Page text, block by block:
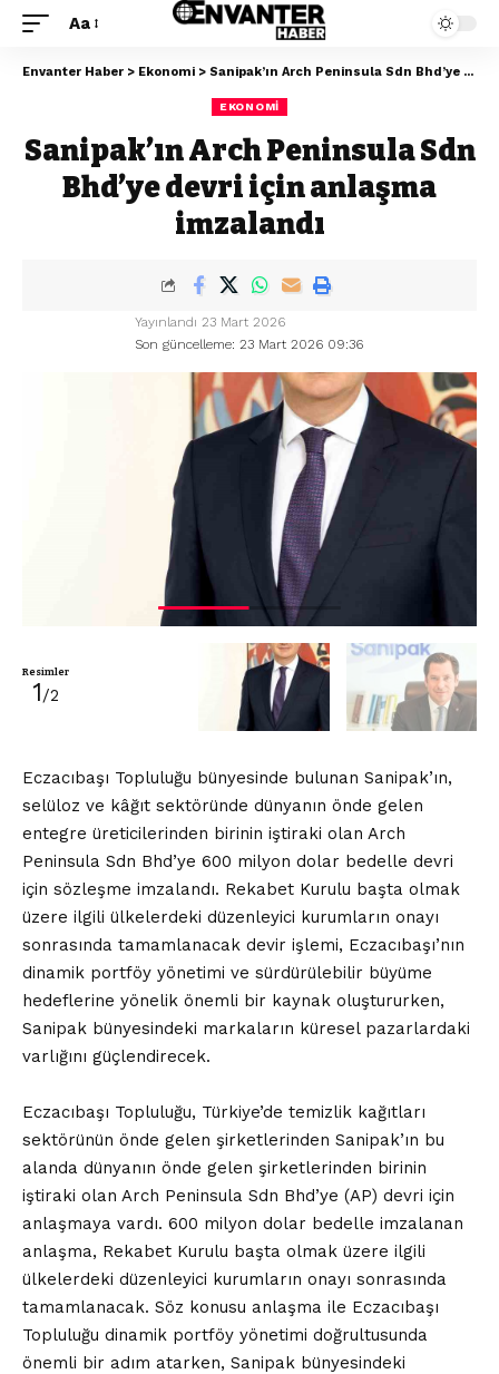
Aa
Envanter Haber > Ekonomi > Sanipak’ın Arch Peninsula Sdn Bhd’ye devri için anlaşma imzalandı
EKONOMI
Sanipak’ın Arch Peninsula Sdn
Bhd’ye devri için anlaşma
imzalandı
Son güncelleme: 23 Mart 2026 09:36
Yayınlandı 23 Mart 2026
Resimler
1/2
Eczacıbaşı Topluluğu bünyesinde bulunan Sanipak’ın,
selüloz ve kâğıt sektöründe dünyanın önde gelen
entegre üreticilerinden birinin iştiraki olan Arch
Peninsula Sdn Bhd’ye 600 milyon dolar bedelle devri
için sözleşme imzalandı. Rekabet Kurulu başta olmak
üzere ilgili ülkelerdeki düzenleyici kurumların onayı
sonrasında tamamlanacak devir işlemi, Eczacıbaşı’nın
dinamik portföy yönetimi ve sürdürülebilir büyüme
hedeflerine yönelik önemli bir kaynak oluştururken,
Sanipak bünyesindeki markaların küresel pazarlardaki
varlığını güçlendirecek.
Eczacıbaşı Topluluğu, Türkiye’de temizlik kağıtları
sektörünün önde gelen şirketlerinden Sanipak’ın bu
alanda dünyanın önde gelen şirketlerinden birinin
iştiraki olan Arch Peninsula Sdn Bhd’ye (AP) devri için
anlaşmaya vardı. 600 milyon dolar bedelle imzalanan
anlaşma, Rekabet Kurulu başta olmak üzere ilgili
ülkelerdeki düzenleyici kurumların onayı sonrasında
tamamlanacak. Söz konusu anlaşma ile Eczacıbaşı
Topluluğu dinamik portföy yönetimi doğrultusunda
önemli bir adım atarken, Sanipak bünyesindeki